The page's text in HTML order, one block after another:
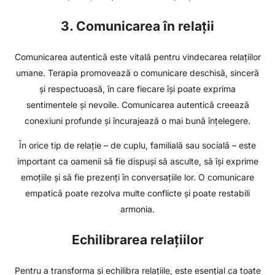
3. Comunicarea în relații
Comunicarea autentică este vitală pentru vindecarea relațiilor
umane. Terapia promovează o comunicare deschisă, sinceră
și respectuoasă, în care fiecare își poate exprima
sentimentele și nevoile. Comunicarea autentică creează
conexiuni profunde și încurajează o mai bună înțelegere.
În orice tip de relație – de cuplu, familială sau socială – este
important ca oamenii să fie dispuși să asculte, să își exprime
emoțiile și să fie prezenți în conversațiile lor. O comunicare
empatică poate rezolva multe conflicte și poate restabili
armonia.
Echilibrarea relațiilor
Pentru a transforma și echilibra relațiile, este esențial ca toate